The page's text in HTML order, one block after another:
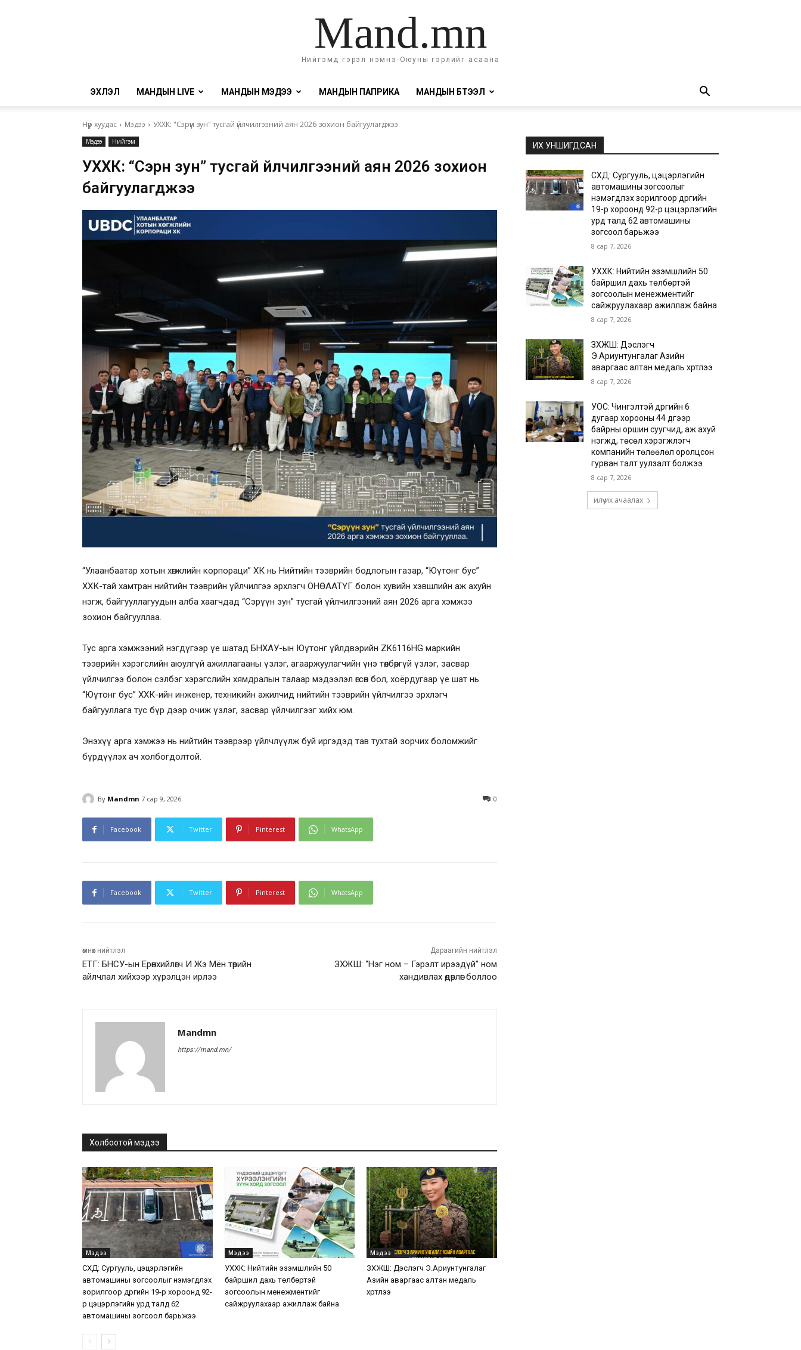
Mand.mn
Нийгэмд гэрэл нэмнэ-Оюуны гэрлийг асаана
ЭХЛЭЛ МАНДЫН LIVE МАНДЫН МЭДЭЭ МАНДЫН ПАПРИКА МАНДЫН БҮТЭЭЛ
Нүүр хуудас Мэдээ УХХК: "Сэрүүн зун" тусгай үйлчилгээний аян 2026 зохион байгуулагджээ
Мэдээ Нийгэм
УХХК: “Сэрүүн зун” тусгай үйлчилгээний аян 2026 зохион
байгуулагджээ
“Улаанбаатар хотын хөгжлийн корпораци” ХК нь Нийтийн тээврийн бодлогын газар, “Юүтонг бус”
ХХК-тай хамтран нийтийн тээврийн үйлчилгээ эрхлэгч ОНӨААТҮГ болон хувийн хэвшлийн аж ахуйн
нэгж, байгууллагуудын алба хаагчдад “Сэрүүн зун” тусгай үйлчилгээний аян 2026 арга хэмжээ
зохион байгууллаа.
Тус арга хэмжээний нэгдүгээр үе шатад БНХАУ-ын Юүтонг үйлдвэрийн ZK6116HG маркийн
тээврийн хэрэгслийн аюулгүй ажиллагааны үзлэг, агааржуулагчийн үнэ төлбөргүй үзлэг, засвар
үйлчилгээ болон сэлбэг хэрэгслийн хямдралын талаар мэдээлэл өгсөн бол, хоёрдугаар үе шат нь
“Юүтонг бус” ХХК-ийн инженер, техникийн ажилчид нийтийн тээврийн үйлчилгээ эрхлэгч
байгууллага тус бүр дээр очиж үзлэг, засвар үйлчилгээг хийх юм.
Энэхүү арга хэмжээ нь нийтийн тээврээр үйлчлүүлж буй иргэдэд тав тухтай зорчих боломжийг
бүрдүүлэх ач холбогдолтой.
By Mandmn 7 сар 9, 2026 0
Facebook Twitter Pinterest WhatsApp
Facebook Twitter Pinterest WhatsApp
өмнөх нийтлэл
ЕТГ: БНСУ-ын Ерөнхийлөгч И Жэ Мён төрийн
айлчлал хийхээр хүрэлцэн ирлээ
Дараагийн нийтлэл
ЗХЖШ: “Нэг ном – Гэрэлт ирээдүй” ном
хандивлах өдөрлөг боллоо
Mandmn
https://mand.mn/
Холбоотой мэдээ
Мэдээ
СХД: Сургууль, цэцэрлэгийн
автомашины зогсоолыг нэмэгдүүлэх
зорилгоор дүүргийн 19-р хороонд 92-
р цэцэрлэгийн урд талд 62
автомашины зогсоол барьжээ
Мэдээ
УХХК: Нийтийн эзэмшлийн 50
байршил дахь төлбөртэй
зогсоолын менежментийг
сайжруулахаар ажиллаж байна
Мэдээ
ЗХЖШ: Дэслэгч Э.Ариунтунгалаг
Азийн аваргаас алтан медаль
хүртлээ
ИХ УНШИГДСАН
СХД: Сургууль, цэцэрлэгийн
автомашины зогсоолыг
нэмэгдүүлэх зорилгоор дүүргийн
19-р хороонд 92-р цэцэрлэгийн
урд талд 62 автомашины
зогсоол барьжээ
8 сар 7, 2026
УХХК: Нийтийн эзэмшлийн 50
байршил дахь төлбөртэй
зогсоолын менежментийг
сайжруулахаар ажиллаж байна
8 сар 7, 2026
ЗХЖШ: Дэслэгч
Э.Ариунтунгалаг Азийн
аваргаас алтан медаль хүртлээ
8 сар 7, 2026
УОС: Чингэлтэй дүүргийн 6
дугаар хорооны 44 дүгээр
байрны оршин суугчид, аж ахуй
нэгжүүд, төсөл хэрэгжүүлэгч
компанийн төлөөлөл оролцсон
гурван талт уулзалт болжээ
8 сар 7, 2026
илүү их ачаалах